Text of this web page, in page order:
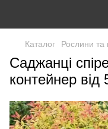
Каталог Рослини та
Саджанці
контейнер від